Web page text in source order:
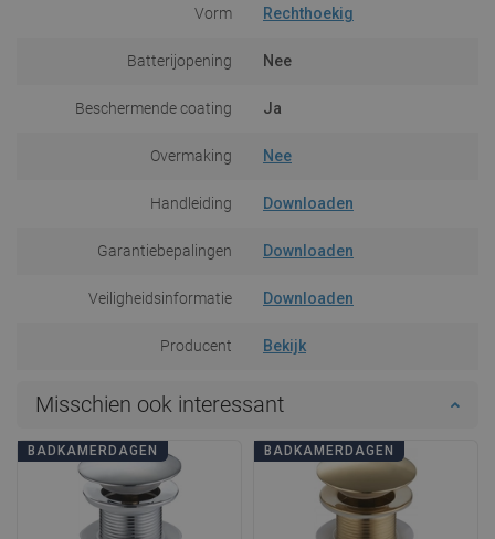
Vorm Rechthoekig
Batterijopening Nee
Beschermende coating Ja
Overmaking Nee
Handleiding Downloaden
Garantiebepalingen Downloaden
Veiligheidsinformatie Downloaden
Producent Bekijk
Misschien ook interessant
BADKAMERDAGEN BADKAMERDAGEN